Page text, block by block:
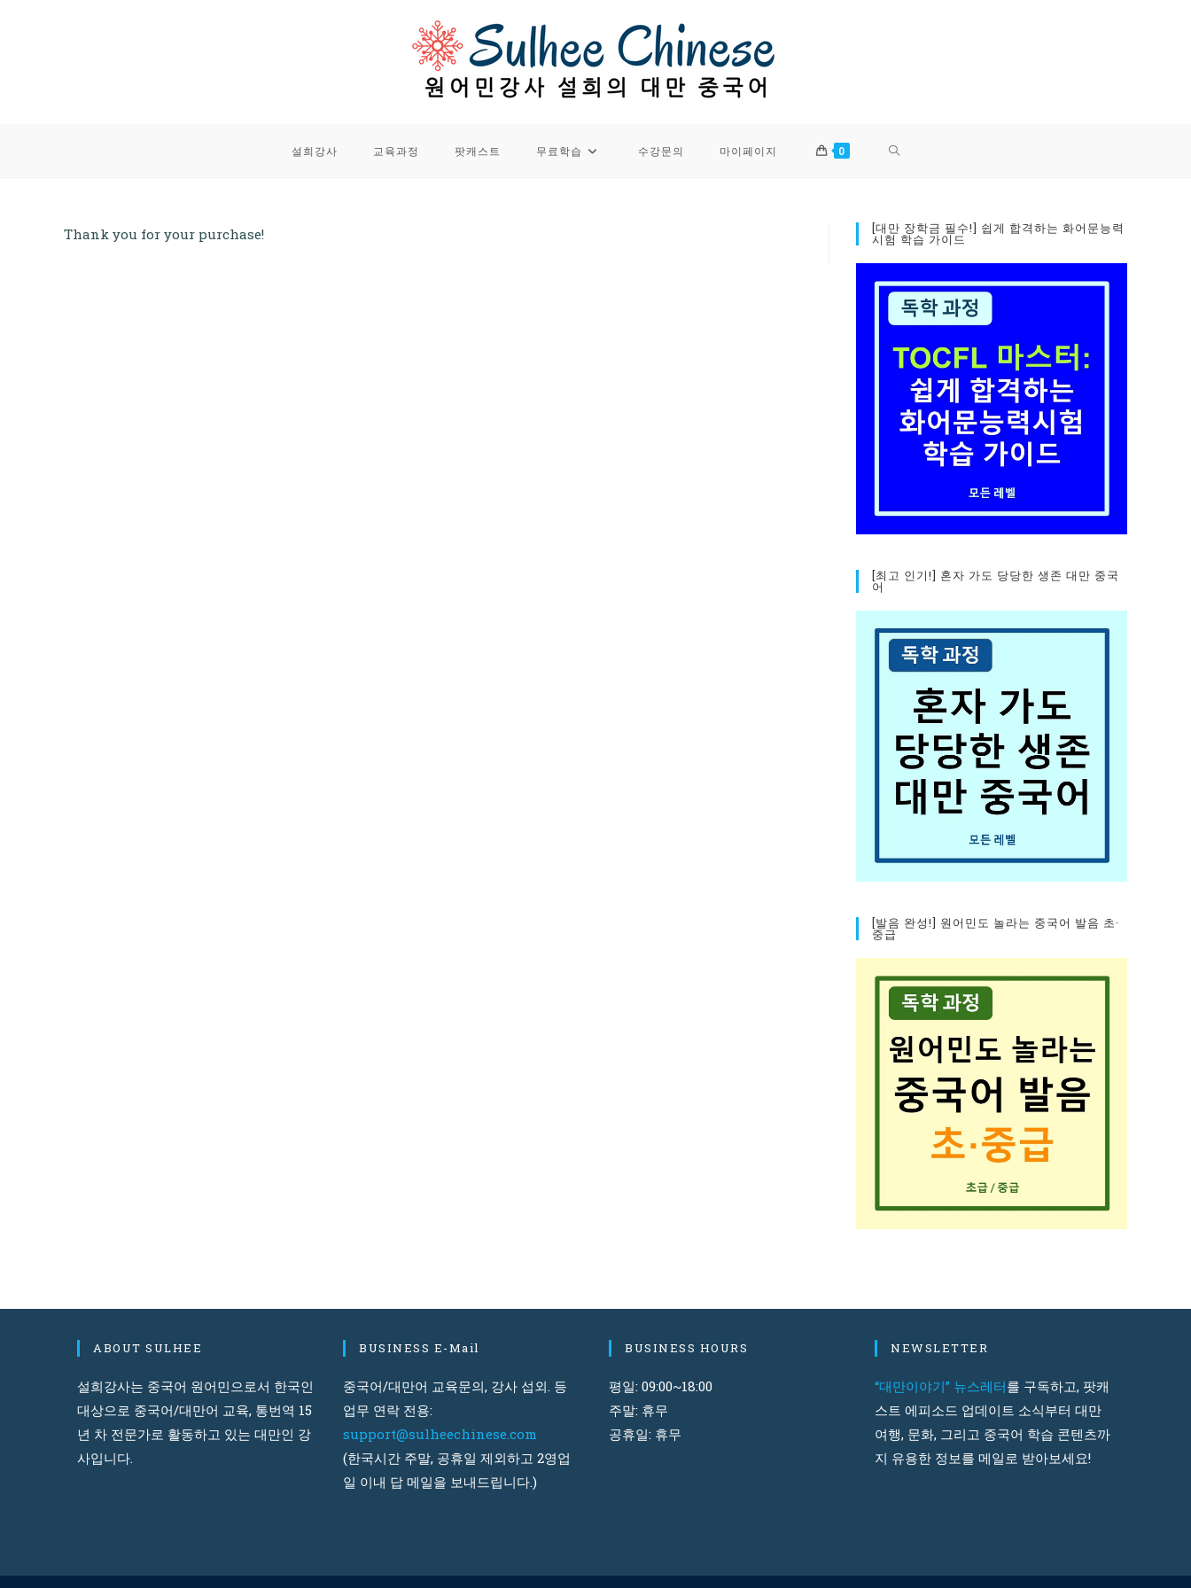
설희강사 교육과정 팟캐스트 무료학습 수강문의 마이페이지 0 TOGGLE
Thank you for your purchase! [대만 장학금 필수!] 쉽게 합격하는 화어문능력
시험 학습 가이드
[최고 인기!] 혼자 가도 당당한 생존 대만 중국
어
[발음 완성!] 원어민도 놀라는 중국어 발음 초·
중급
ABOUT SULHEE
설희강사는 중국어 원어민으로서 한국인
대상으로 중국어/대만어 교육, 통번역 15
년 차 전문가로 활동하고 있는 대만인 강
사입니다.
BUSINESS E-Mail
중국어/대만어 교육문의, 강사 섭외. 등
업무 연락 전용:
support@sulheechinese.com
(한국시간 주말, 공휴일 제외하고 2영업
일 이내 답 메일을 보내드립니다.)
BUSINESS HOURS
평일: 09:00~18:00
주말: 휴무
공휴일: 휴무
NEWSLETTER
“대만이야기” 뉴스레터를 구독하고, 팟캐
스트 에피소드 업데이트 소식부터 대만
여행, 문화, 그리고 중국어 학습 콘텐츠까
지 유용한 정보를 메일로 받아보세요!